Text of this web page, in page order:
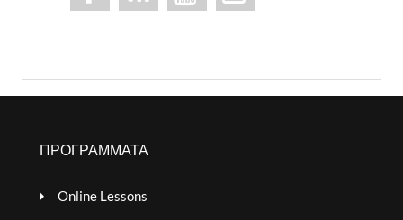
ΠΡΟΓΡΑΜΜΑΤΑ
Online Lessons